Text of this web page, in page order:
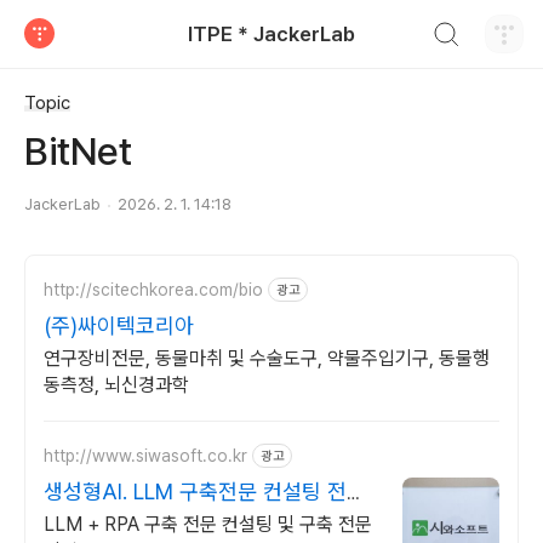
ITPE * JackerLab
Topic
BitNet
JackerLab 2026. 2. 1. 14:18
http://scitechkorea.com/bio 광고
(주)싸이텍코리아
연구장비전문, 동물마취 및 수술도구, 약물주입기구, 동물행
동측정, 뇌신경과학
http://www.siwasoft.co.kr 광고
생성형AI. LLM 구축전문 컨설팅 전문
인력 다수 보유
LLM + RPA 구축 전문 컨설팅 및 구축 전문